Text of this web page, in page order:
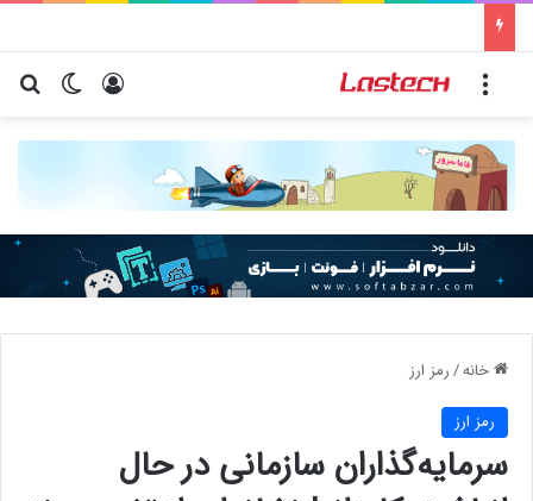
تغییر ورود
خانه/رمز ارز
رمز ارز
سرمایه‌گذاران سازمانی در حال